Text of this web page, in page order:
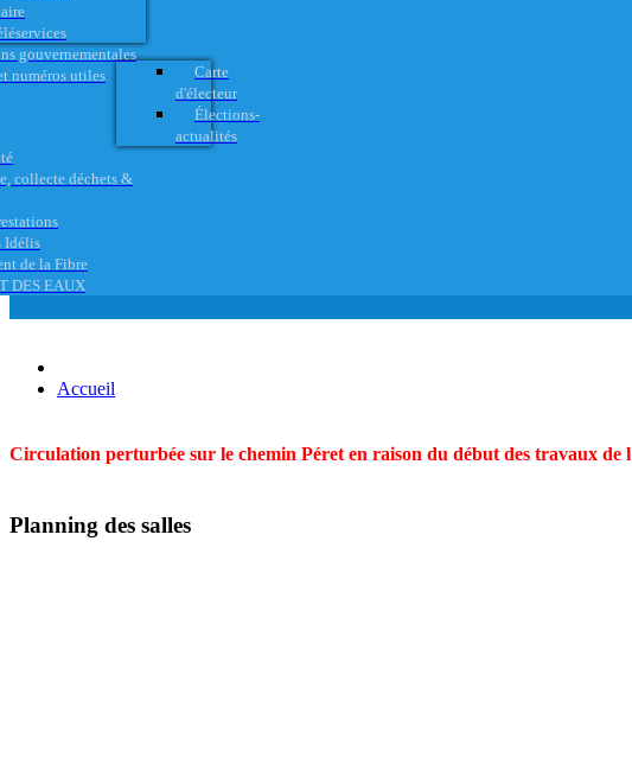
gouvernementales
numéros utiles
Carte
d'électeur
Élections-
actualités
collecte déchets &
Idélis
de la Fibre
DES EAUX
Accueil
Circulation perturbée sur le chemin Péret en raison du début des travaux
Planning des salles